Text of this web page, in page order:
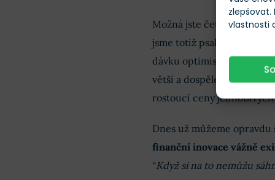
vlastnosti
DeFi a potřebná interoperabilita chytrých
Využití běžných měn jako zbraní
TIP!
Rozloučení a závěr predikce
BONUS: Jak se pohybovat na kryptoměnovém
Možná jste četli některé z
jsme totiž psali i v letech
dávku optimismu. A aby
větší a dospělejší. Pozor
rostoucí ceny
Dnes už můžeme
finanční inovace vážně
“Když si na to nemůžu